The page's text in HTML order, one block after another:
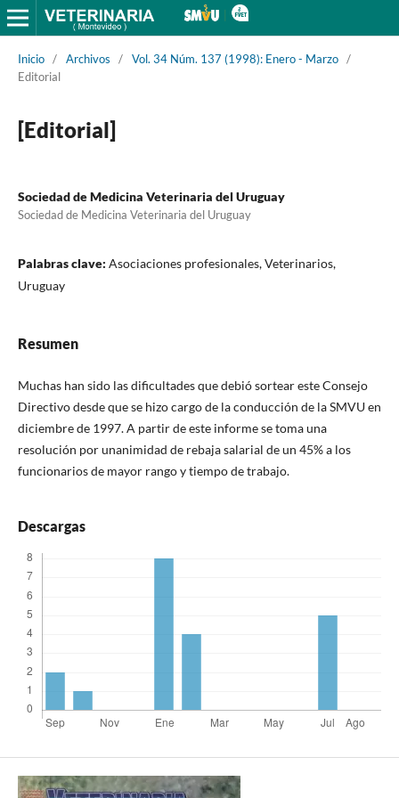
Inicio / Archivos / Vol. 34 Núm. 137 (1998): Enero - Marzo /
Editorial
[Editorial]
Sociedad de Medicina Veterinaria del Uruguay
Sociedad de Medicina Veterinaria del Uruguay
Palabras clave: Asociaciones profesionales, Veterinarios,
Uruguay
Resumen
Muchas han sido las dificultades que debió sortear este Consejo
Directivo desde que se hizo cargo de la conducción de la SMVU en
diciembre de 1997. A partir de este informe se toma una
resolución por unanimidad de rebaja salarial de un 45% a los
funcionarios de mayor rango y tiempo de trabajo.
Descargas